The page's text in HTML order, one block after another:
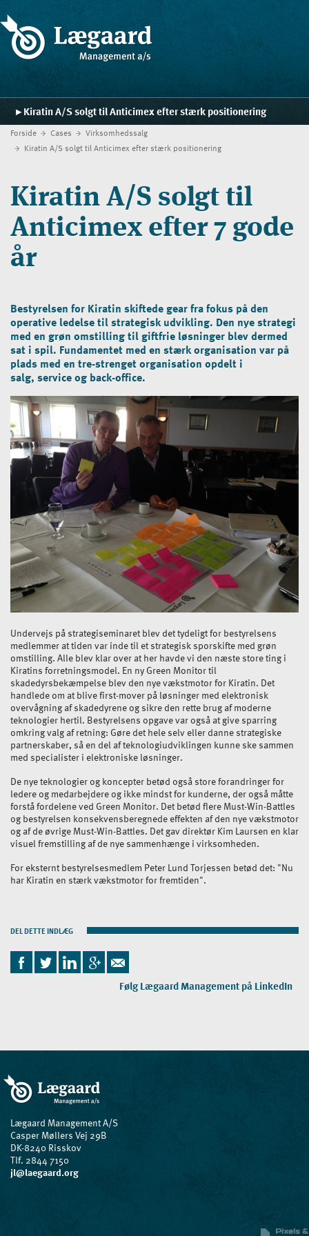
Kiratin A/S solgt til Anticimex efter stærk positionering
Forside
Strategiskolen
Blog
Cases
Forside Cases
Virksomhedssalg
Kiratin A/S solgt til Anticimex efter stærk positionering
Kiratin A/S solgt til
Anticimex efter 7 gode
år
Bestyrelsen for Kiratin skiftede gear fra fokus på den
operative ledelse til strategisk udvikling. Den nye strategi
med en grøn omstilling til giftfrie løsninger blev dermed
sat i spil. Fundamentet med en stærk organisation var på
plads med en tre-strenget organisation opdelt i
salg, service og back-office.
Undervejs på strategiseminaret blev det tydeligt for bestyrelsens
medlemmer at tiden var inde til et strategisk sporskifte med grøn
omstilling. Alle blev klar over at her havde vi den næste store ting i
Kiratins forretningsmodel. En ny Green Monitor til
skadedyrsbekæmpelse blev den nye vækstmotor for Kiratin. Det
handlede om at blive first-mover på løsninger med elektronisk
overvågning af skadedyrene og sikre den rette brug af moderne
teknologier hertil. Bestyrelsens opgave var også at give sparring
omkring valg af retning: Gøre det hele selv eller danne strategiske
partnerskaber, så en del af teknologiudviklingen kunne ske sammen
med specialister i elektroniske løsninger.
De nye teknologier og koncepter betød også store forandringer for
ledere og medarbejdere og ikke mindst for kunderne, der også måtte
forstå fordelene ved Green Monitor. Det betød flere Must-Win-Battles
og bestyrelsen konsekvensberegnede effekten af den nye vækstmotor
og af de øvrige Must-Win-Battles. Det gav direktør Kim Laursen en klar
visuel fremstilling af de nye sammenhænge i virksomheden.
For eksternt bestyrelsesmedlem Peter Lund Torjessen betød det: "Nu
har Kiratin en stærk vækstmotor for fremtiden".
DEL DETTE INDLÆG
Følg Lægaard Management på LinkedIn
Lægaard Management A/S
Casper Møllers Vej 29B
DK-8240 Risskov
Tlf. 2844 7150
jl@laegaard.org